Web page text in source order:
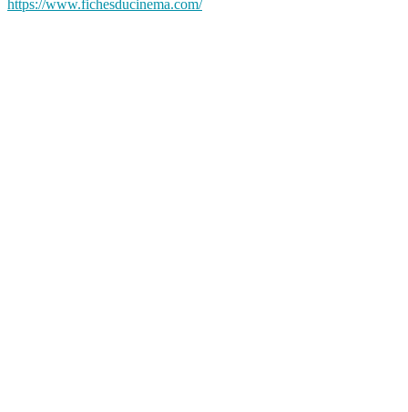
https://www.fichesducinema.com/